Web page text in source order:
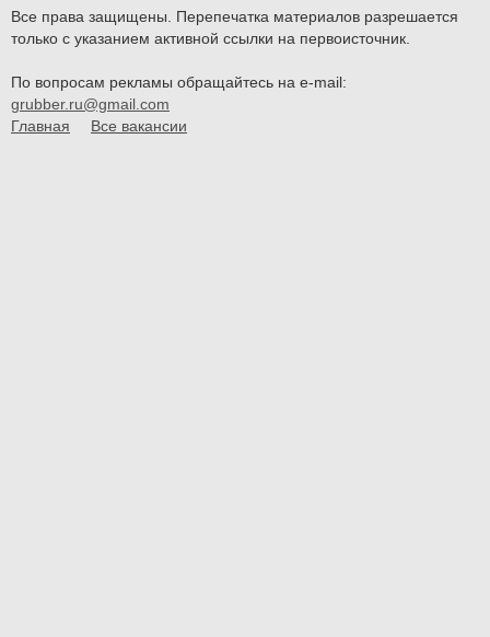
Все права защищены. Перепечатка материалов разрешается
только с указанием активной ссылки на первоисточник.
По вопросам рекламы обращайтесь на e-mail:
grubber.ru@gmail.com
Главная
Все вакансии